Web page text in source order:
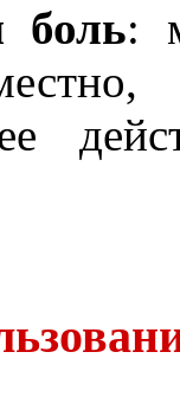
боль: